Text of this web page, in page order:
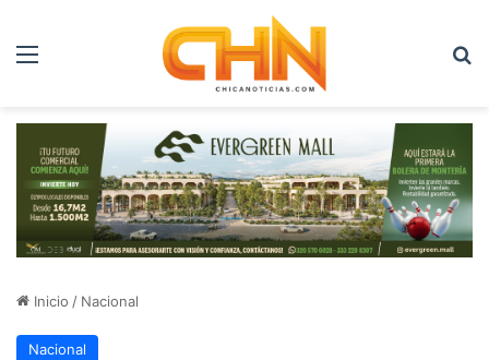
Menú
Inicio / Nacional
Nacional